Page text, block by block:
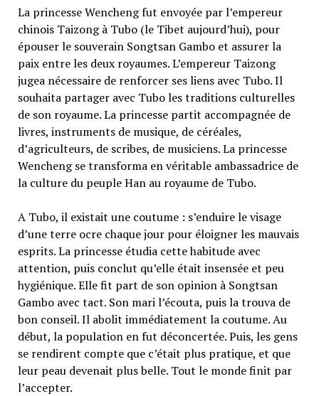
La princesse Wencheng fut envoyée par l’empereur
chinois Taizong à Tubo (le Tibet aujourd’hui), pour
épouser le souverain Songtsan Gambo et assurer la
paix entre les deux royaumes. L’empereur Taizong
jugea nécessaire de renforcer ses liens avec Tubo. Il
souhaita partager avec Tubo les traditions culturelles
de son royaume. La princesse partit accompagnée de
livres, instruments de musique, de céréales,
d’agriculteurs, de scribes, de musiciens. La princesse
Wencheng se transforma en véritable ambassadrice de
la culture du peuple Han au royaume de Tubo.
A Tubo, il existait une coutume : s’enduire le visage
d’une terre ocre chaque jour pour éloigner les mauvais
esprits. La princesse étudia cette habitude avec
attention, puis conclut qu’elle était insensée et peu
hygiénique. Elle fit part de son opinion à Songtsan
Gambo avec tact. Son mari l’écouta, puis la trouva de
bon conseil. Il abolit immédiatement la coutume. Au
début, la population en fut déconcertée. Puis, les gens
se rendirent compte que c’était plus pratique, et que
leur peau devenait plus belle. Tout le monde finit par
l’accepter.